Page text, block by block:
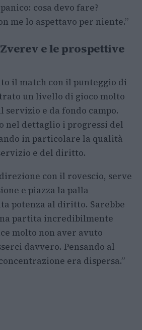
cosa devo fare?
me lo aspettavo per niente.”
e le prospettive
il match con il punteggio di
un livello di gioco molto
e da fondo campo.
nel dettaglio i progressi del
in particolare la qualità
e del diritto.
con il rovescio, serve
e piazza la palla
potenza al diritto. Sarebbe
partita incredibilmente
molto non aver avuto
davvero. Pensando al
era dispersa.”